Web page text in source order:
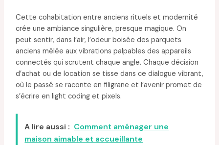
Cette cohabitation entre anciens rituels et modernité
crée une ambiance singulière, presque magique. On
peut sentir, dans l’air, l’odeur boisée des parquets
anciens mêlée aux vibrations palpables des appareils
connectés qui scrutent chaque angle. Chaque décision
d’achat ou de location se tisse dans ce dialogue vibrant,
où le passé se raconte en filigrane et l’avenir promet de
s’écrire en light coding et pixels.
A lire aussi : Comment aménager une
maison aimable et accueillante